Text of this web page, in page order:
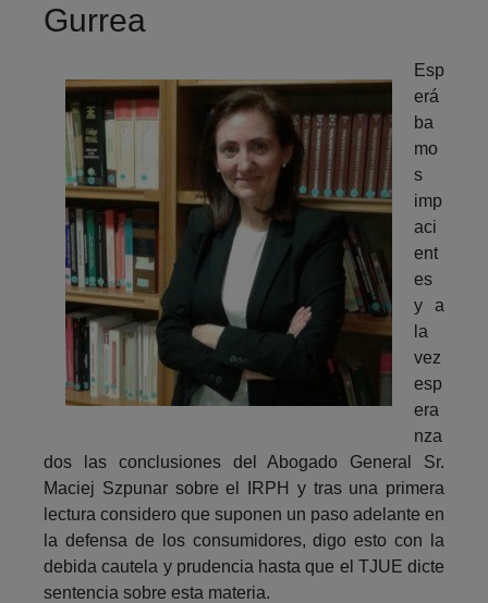
Gurrea
Esp
erá
ba
mo
s
imp
aci
ent
es
y a
la
vez
esp
era
nza
dos las conclusiones del Abogado General Sr.
Maciej Szpunar sobre el IRPH y tras una primera
lectura considero que suponen un paso adelante en
la defensa de los consumidores, digo esto con la
debida cautela y prudencia hasta que el TJUE dicte
sentencia sobre esta materia.